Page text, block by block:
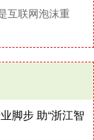
互联网泡沫重
脚步 助“浙江智